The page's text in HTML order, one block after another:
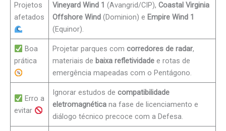
Projetos
afetados
Vineyard Wind 1 (Avangrid/CIP),Coastal Virginia
Offshore Wind (Dominion) e Empire Wind 1
(Equinor).
Boa
prática
Projetar parques comcorredores de radar,
materiais de baixa refletividade e rotas de
emergência mapeadas com o Pentágono.
Erro a
evitar
Ignorar estudos decompatibilidade
eletromagnética na fase de licenciamento e
diálogo técnico precoce com a Defesa.